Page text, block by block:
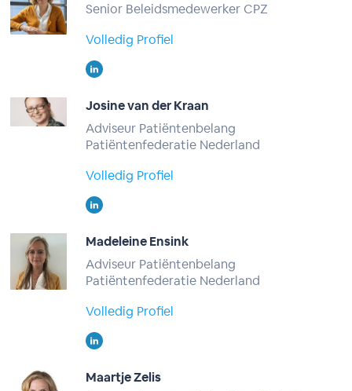
Senior Beleidsmedewerker CPZ
Volledig Profiel
Josine van der Kraan
Adviseur Patiëntenbelang
Patiëntenfederatie Nederland
Volledig Profiel
Madeleine Ensink
Adviseur Patiëntenbelang
Patiëntenfederatie Nederland
Volledig Profiel
Maartje Zelis